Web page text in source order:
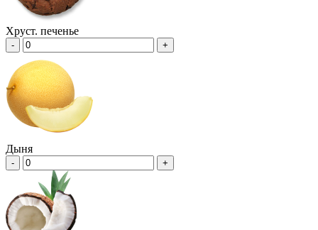
Хруст. печенье
- +
Дыня
- +